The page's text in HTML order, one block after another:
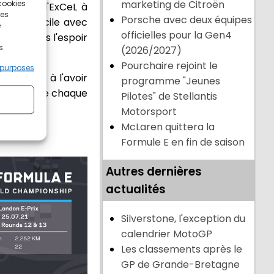
de l'ExCeL à
à domicile avec
dans l'espoir
pilotes à l'avoir
lors de chaque
marketing de Citroën
Porsche avec deux équipes
officielles pour la Gen4
(2026/2027)
Pourchaire rejoint le
programme "Jeunes
Pilotes" de Stellantis
Motorsport
McLaren quittera la
Formule E en fin de saison
Autres dernières
actualités
Silverstone, l'exception du
calendrier MotoGP
Les classements après le
GP de Grande-Bretagne